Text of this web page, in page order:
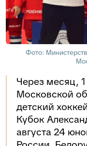
Фото:
Через месяц,
Московской
детский
Кубок
августа 24